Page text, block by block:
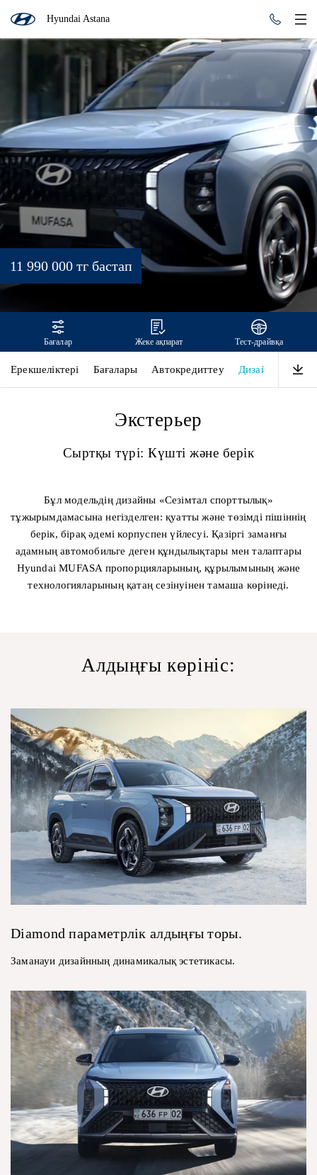
Hyundai Astana
MUFASA
11 990 000 тг бастап
Бағалар Жеке ақпарат Тест-драйвқа
Ерекшеліктері Бағалары Автокредиттеу Дизайн
Экстерьер
Сыртқы түрі: Күшті және берік
Бұл модельдің дизайны «Сезімтал спорттылық»
тұжырымдамасына негізделген: қуатты және төзімді пішіннің
берік, бірақ әдемі корпуспен үйлесуі. Қазіргі заманғы
адамның автомобильге деген құндылықтары мен талаптары
Hyundai MUFASA пропорцияларының, құрылымының және
технологияларының қатаң сезінуінен тамаша көрінеді.
Алдыңғы көрініс:
Diamond параметрлік алдыңғы торы.
Заманауи дизайнның динамикалық эстетикасы.